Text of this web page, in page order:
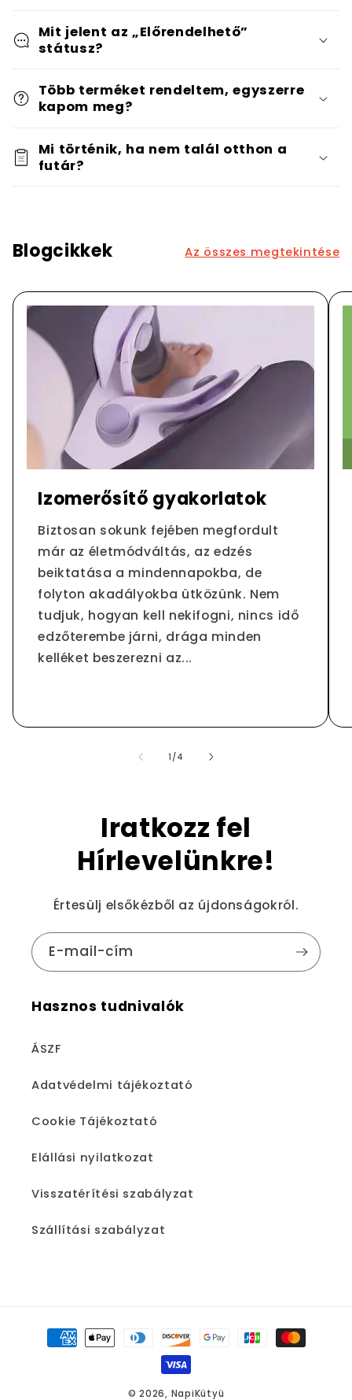
Mit jelent az „Előrendelhető”
státusz?
Több terméket rendeltem, egyszerre
kapom meg?
Mi történik, ha nem talál otthon a
futár?
Blogcikkek Az összes megtekintése
Izomerősítő gyakorlatok
Biztosan sokunk fejében megfordult
már az életmódváltás, az edzés
beiktatása a mindennapokba, de
folyton akadályokba ütközünk. Nem
tudjuk, hogyan kell nekifogni, nincs idő
edzőterembe járni, drága minden
kelléket beszerezni az...
1 //4
Iratkozz fel
Hírlevelünkre!
Értesülj elsőkézből az újdonságokról.
E-mail-cím
Hasznos tudnivalók
ÁSZF
Adatvédelmi tájékoztató
Cookie Tájékoztató
Elállási nyilatkozat
Visszatérítési szabályzat
Szállítási szabályzat
Fizetési
módok
© 2026, NapiKütyü